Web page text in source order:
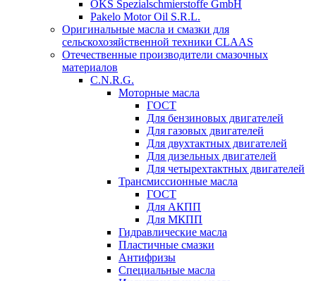
OKS Spezialschmierstoffe GmbH
Pakelo Motor Oil S.R.L.
Оригинальные масла и смазки для
сельскохозяйственной техники CLAAS
Отечественные производители смазочных
материалов
C.N.R.G.
Моторные масла
ГОСТ
Для бензиновых двигателей
Для газовых двигателей
Для двухтактных двигателей
Для дизельных двигателей
Для четырехтактных двигателей
Трансмиссионные масла
ГОСТ
Для АКПП
Для МКПП
Гидравлические масла
Пластичные смазки
Антифризы
Специальные масла